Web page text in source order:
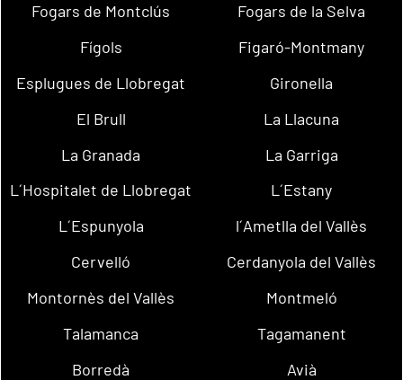
Fogars de Montclús
Fogars de la Selva
Fígols
Figaró-Montmany
Esplugues de Llobregat
Gironella
El Brull
La Llacuna
La Granada
La Garriga
L´Hospitalet de Llobregat
L´Estany
L´Espunyola
l´Ametlla del Vallès
Cervelló
Cerdanyola del Vallès
Montornès del Vallès
Montmeló
Talamanca
Tagamanent
Borredà
Avià